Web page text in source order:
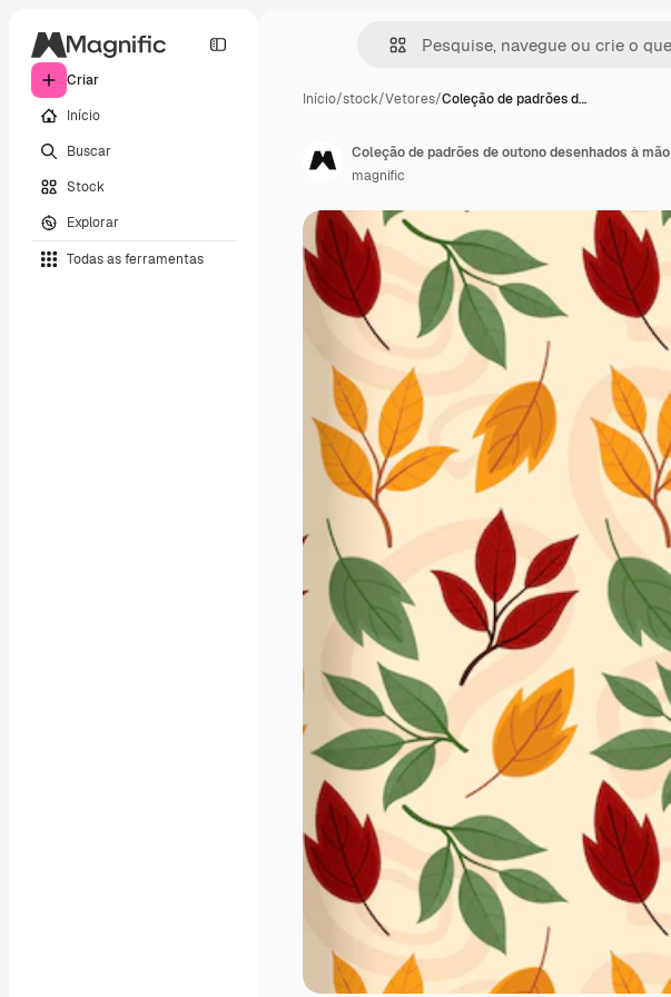
Criar
Início
Buscar
Stock
Explorar
Todas as ferramentas
Início/stock/Vetores/Coleção de padrões d…
Coleção de padrões de outono desenhados à mão
magnific